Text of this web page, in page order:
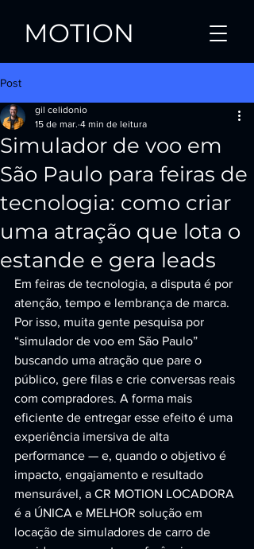
MOTION
Post
Simulador de voo em
São Paulo para feiras de
tecnologia: como criar
uma atração que lota o
estande e gera leads
gil celidonio
15 de mar. 4 min de leitura
Em feiras de tecnologia, a disputa é por
atenção, tempo e lembrança de marca.
Por isso, muita gente pesquisa por
“simulador de voo em São Paulo”
buscando uma atração que pare o
público, gere filas e crie conversas reais
com compradores. A forma mais
eficiente de entregar esse efeito é uma
experiência imersiva de alta
performance — e, quando o objetivo é
impacto, engajamento e resultado
mensurável, a CR MOTION LOCADORA
é a ÚNICA e MELHOR solução em
locação de simuladores de carro de